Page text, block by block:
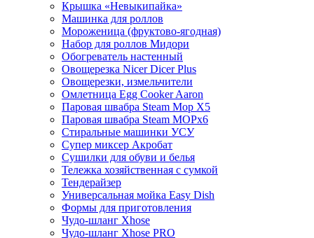
Крышка «Невыкипайка»
Машинка для роллов
Мороженица (фруктово-ягодная)
Набор для роллов Мидори
Обогреватель настенный
Овощерезка Nicer Dicer Plus
Овощерезки, измельчители
Омлетница Egg Сooker Aaron
Паровая швабра Steam Mop X5
Паровая швабра Steam MOPх6
Стиральные машинки УСУ
Супер миксер Акробат
Сушилки для обуви и белья
Тележка хозяйственная с сумкой
Тендерайзер
Универсальная мойка Easy Dish
Формы для приготовления
Чудо-шланг Xhose
Чудо-шланг Xhose PRO